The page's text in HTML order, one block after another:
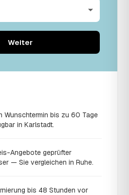
Weiter
Wunschtermin bis zu 60 Tage
in Karlstadt.
Angebote geprüfter
— Sie vergleichen in Ruhe.
bis 48 Stunden vor